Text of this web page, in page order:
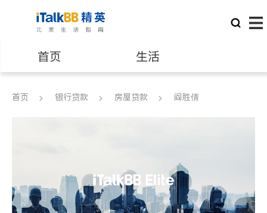
首页 生活
医生 律师
养老 非盈利组织
首页 银行贷款 房屋贷款 阎胜倩